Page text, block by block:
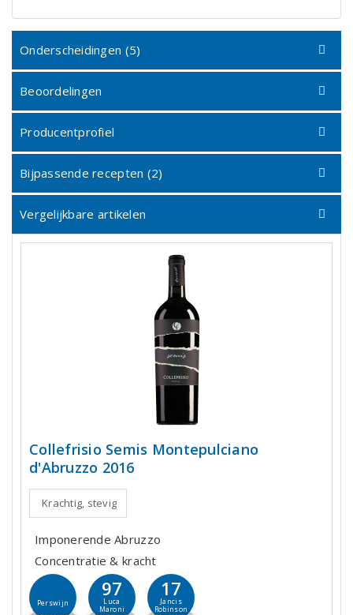
Onderscheidingen (5)
Beoordelingen
Producentprofiel
Bijpassende recepten (2)
Vergelijkbare artikelen
Collefrisio Semis Montepulciano
d'Abruzzo 2016
Krachtig, stevig
Imponerende Abruzzo
Concentratie & kracht
Perswijn
97
Luca
Maroni
17
Jancis
Robinson